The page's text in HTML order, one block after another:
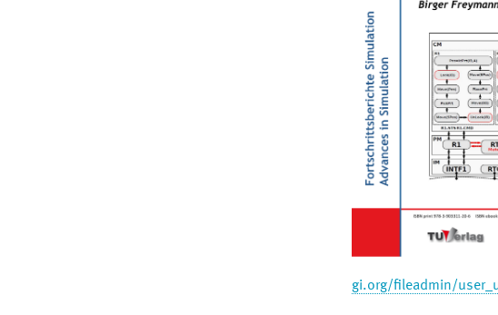
gi.org/fileadmin/